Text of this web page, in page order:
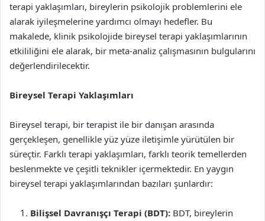
terapi yaklaşımları, bireylerin psikolojik problemlerini ele
alarak iyileşmelerine yardımcı olmayı hedefler. Bu
makalede, klinik psikolojide bireysel terapi yaklaşımlarının
etkililiğini ele alarak, bir meta-analiz çalışmasının bulgularını
değerlendirilecektir.
Bireysel Terapi Yaklaşımları
Bireysel terapi, bir terapist ile bir danışan arasında
gerçekleşen, genellikle yüz yüze iletişimle yürütülen bir
süreçtir. Farklı terapi yaklaşımları, farklı teorik temellerden
beslenmekte ve çeşitli teknikler içermektedir. En yaygın
bireysel terapi yaklaşımlarından bazıları şunlardır:
Bilişsel Davranışçı Terapi (BDT): BDT, bireylerin